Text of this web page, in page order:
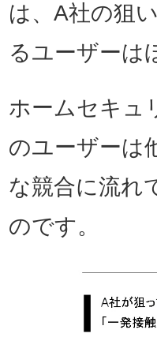
は、A社の狙
るユーザーは
ホームセキュ
のユーザーは
な競合に流れ
のです。